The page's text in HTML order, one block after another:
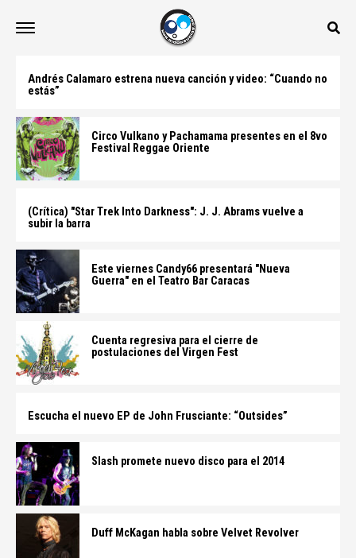
Andrés Calamaro estrena nueva canción y video: “Cuando no
estás”
Circo Vulkano y Pachamama presentes en el 8vo
Festival Reggae Oriente
(Crítica) "Star Trek Into Darkness": J. J. Abrams vuelve a
subir la barra
Este viernes Candy66 presentará "Nueva
Guerra" en el Teatro Bar Caracas
Cuenta regresiva para el cierre de
postulaciones del Virgen Fest
Escucha el nuevo EP de John Frusciante: “Outsides”
Slash promete nuevo disco para el 2014
Duff McKagan habla sobre Velvet Revolver